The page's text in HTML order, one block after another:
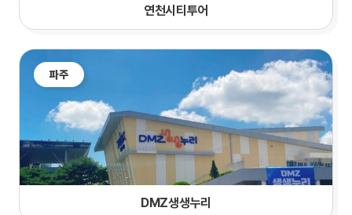
연천시티투어
파주
DMZ생생누리